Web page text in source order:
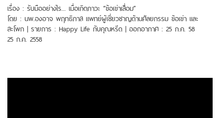
เรื่อง : รับมืออย่างไร... เมื่อเกิดภาวะ “ข้อเข่าเสื่อม”
โดย : นพ.องอาจ พฤทธิภาส แพทย์ผู้เชี่ยวชาญด้านศัลยกรรม ข้อเข่า และ
สะโพก | รายการ : Happy Life กับคุณหรีด | ออกอากาศ : 25 ก.ค. 58
25 ก.ค. 2558